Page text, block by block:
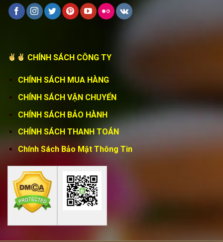
CHÍNH SÁCH CÔNG TY
CHÍNH SÁCH MUA HÀNG
CHÍNH SÁCH VẬN CHUYỂN
CHÍNH SÁCH BẢO HÀNH
CHÍNH SÁCH THANH TOÁN
Chính Sách Bảo Mật Thông Tin